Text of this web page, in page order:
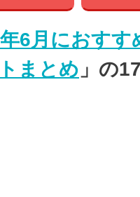
年6月におす
まとめ 」の